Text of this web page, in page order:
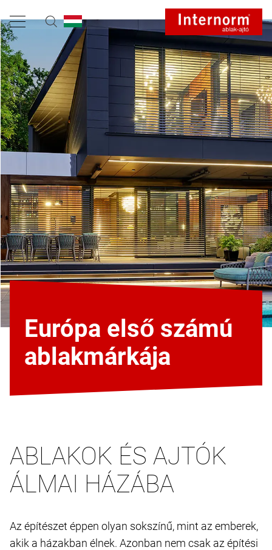
Európa első számú
ablakmárkája
ABLAKOK ÉS AJTÓK
ÁLMAI HÁZÁBA
Az építészet éppen olyan sokszínű, mint az emberek,
akik a házakban élnek. Azonban nem csak az építési